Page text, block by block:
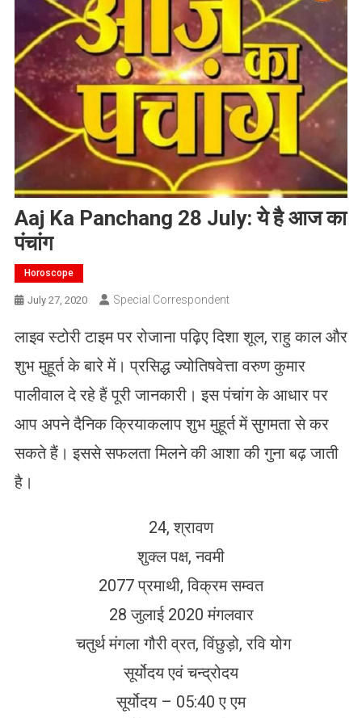
Aaj Ka Panchang 28 July: ये है आज का
पंचांग
Horoscope
July 27, 2020 Special Correspondent
लाइव स्टोरी टाइम पर रोजाना पढ़िए दिशा शूल, राहु काल और
शुभ मुहूर्त के बारे में। प्रसिद्ध ज्योतिषवेत्ता वरुण कुमार
पालीवाल दे रहे हैं पूरी जानकारी। इस पंचांग के आधार पर
आप अपने दैनिक क्रियाकलाप शुभ मुहूर्त में सुगमता से कर
सकते हैं। इससे सफलता मिलने की आशा की गुना बढ़ जाती
है।
24, श्रावण
शुक्ल पक्ष, नवमी
2077 प्रमाथी, विक्रम सम्वत
28 जुलाई 2020 मंगलवार
चतुर्थ मंगला गौरी व्रत, विंछुड़ो, रवि योग
सूर्योदय एवं चन्द्रोदय
सूर्योदय – 05:40 ए एम